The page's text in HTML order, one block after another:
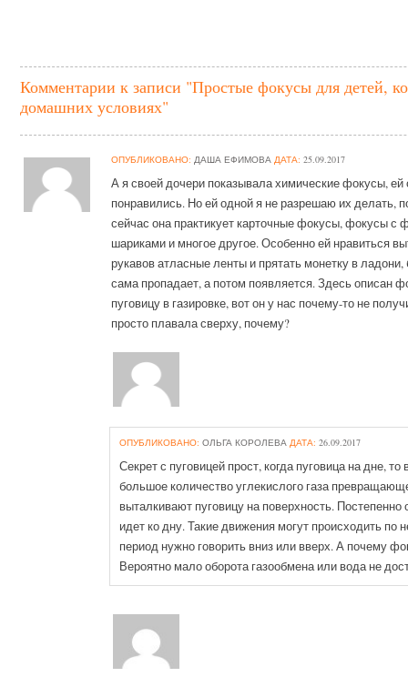
Комментарии к записи "Простые фокусы для детей,
домашних условиях"
ОПУБЛИКОВАНО: ДАША ЕФИМОВА ДАТА: 25.09.2017
А я своей дочери показывала химические фокусы, ей
понравились. Но ей одной я не разрешаю их делать,
сейчас она практикует карточные фокусы, фокусы с
шариками и многое другое. Особенно ей нравиться
рукавов атласные ленты и прятать монетку в ладони,
сама пропадает, а потом появляется. Здесь описан
пуговицу в газировке, вот он у нас почему-то не
просто плавала сверху, почему?
ОПУБЛИКОВАНО: ОЛЬГА КОРОЛЕВА ДАТА: 26.09.2017
Секрет с пуговицей прост, когда пуговица на дне,
большое количество углекислого газа
выталкивают пуговицу на поверхность. Постепенно
идет ко дну. Такие движения могут происходить по
период нужно говорить вниз или вверх. А почему
Вероятно мало оборота газообмена или вода не